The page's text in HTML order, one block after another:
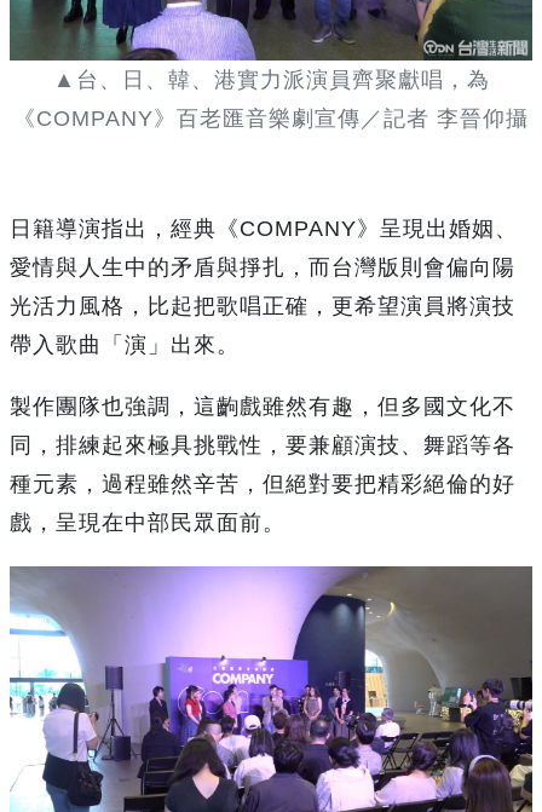
▲台、日、韓、港實力派演員齊聚獻唱，為
《COMPANY》百老匯音樂劇宣傳／記者 李晉仰攝
日籍導演指出，經典《COMPANY》呈現出婚姻、
愛情與人生中的矛盾與掙扎，而台灣版則會偏向陽
光活力風格，比起把歌唱正確，更希望演員將演技
帶入歌曲「演」出來。
製作團隊也強調，這齣戲雖然有趣，但多國文化不
同，排練起來極具挑戰性，要兼顧演技、舞蹈等各
種元素，過程雖然辛苦，但絕對要把精彩絕倫的好
戲，呈現在中部民眾面前。